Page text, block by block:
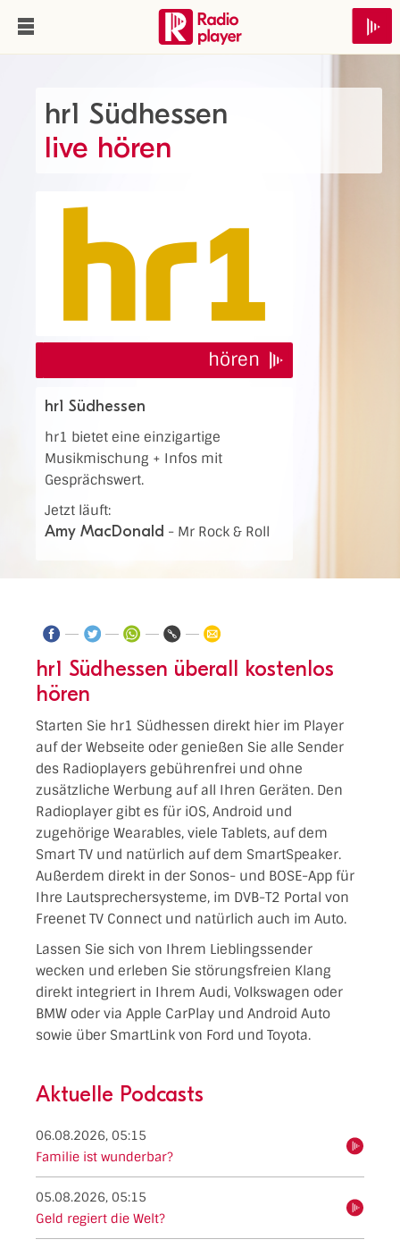
hr1 Südhessen
live hören
hören
hr1 Südhessen
hr1 bietet eine einzigartige
Musikmischung + Infos mit
Gesprächswert.
Jetzt läuft:
Amy MacDonald - Mr Rock & Roll
hr1 Südhessen überall kostenlos
hören
Starten Sie hr1 Südhessen direkt hier im Player
auf der Webseite oder genießen Sie alle Sender
des Radioplayers gebührenfrei und ohne
zusätzliche Werbung auf all Ihren Geräten. Den
Radioplayer gibt es für iOS, Android und
zugehörige Wearables, viele Tablets, auf dem
Smart TV und natürlich auf dem SmartSpeaker.
Außerdem direkt in der Sonos- und BOSE-App für
Ihre Lautsprechersysteme, im DVB-T2 Portal von
Freenet TV Connect und natürlich auch im Auto.
Lassen Sie sich von Ihrem Lieblingssender
wecken und erleben Sie störungsfreien Klang
direkt integriert in Ihrem Audi, Volkswagen oder
BMW oder via Apple CarPlay und Android Auto
sowie über SmartLink von Ford und Toyota.
Aktuelle Podcasts
06.08.2026, 05:15
Familie ist wunderbar?
05.08.2026, 05:15
Geld regiert die Welt?